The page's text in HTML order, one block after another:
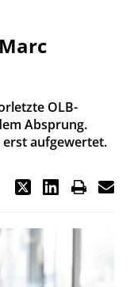
OLB-
Absprung.
erst aufgewertet.